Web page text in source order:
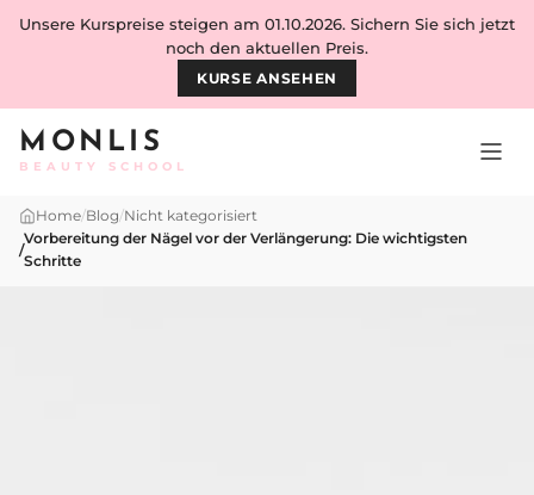
Skip to content
MONLIS
BEAUTY SCHOOL
Unsere Kurspreise steigen am 01.10.2026. Sichern Sie sich jetzt
noch den aktuellen Preis.
KURSE ANSEHEN
Home/Blog/Nicht kategorisiert
/
Vorbereitung der Nägel vor der Verlängerung: Die wichtigsten
Schritte